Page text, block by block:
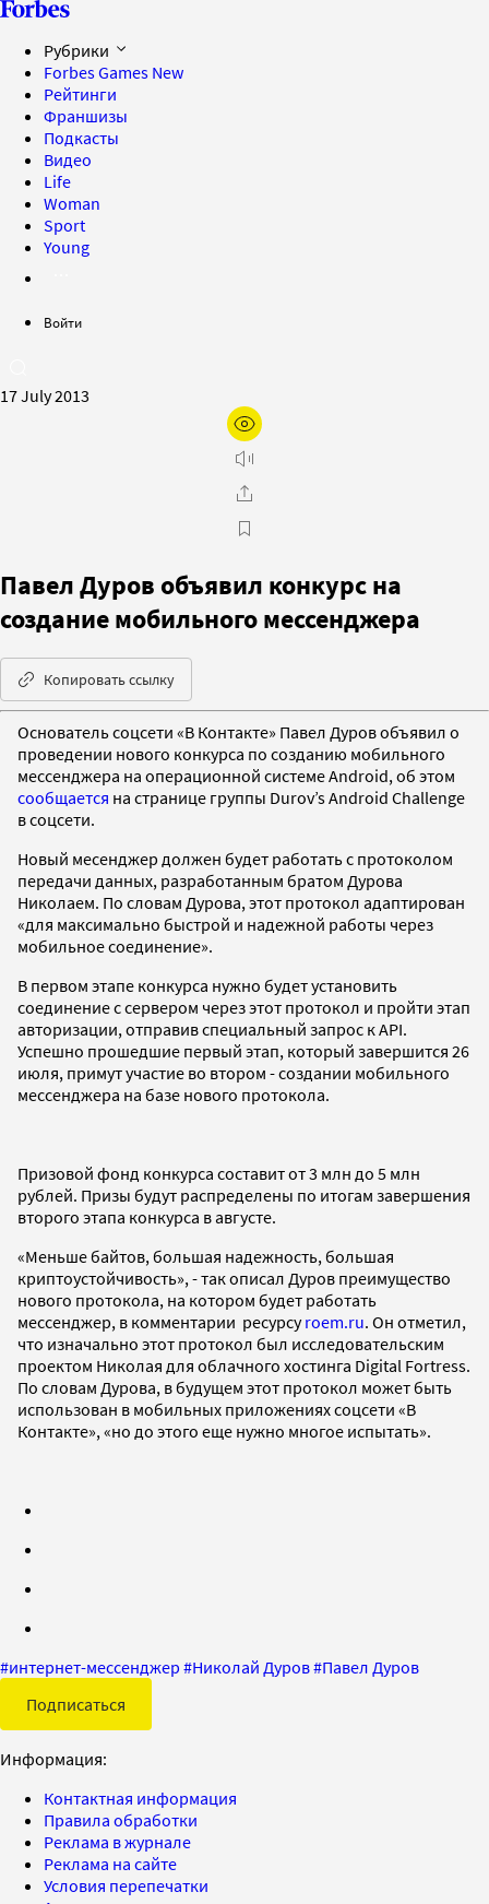
Рубрики
Forbes Games New
Рейтинги
Франшизы
Подкасты
Видео
Life
Woman
Sport
Young
Войти
17 July 2013
Павел Дуров объявил конкурс на
создание мобильного мессенджера
Копировать ссылку
Основатель соцсети «В Контакте» Павел Дуров объявил о
проведении нового конкурса по созданию мобильного
мессенджера на операционной системе Android, об этом
сообщается на странице группы Durov’s Android Challenge
в соцсети.
Новый месенджер должен будет работать с протоколом
передачи данных, разработанным братом Дурова
Николаем. По словам Дурова, этот протокол адаптирован
«для максимально быстрой и надежной работы через
мобильное соединение».
В первом этапе конкурса нужно будет установить
соединение с сервером через этот протокол и пройти этап
авторизации, отправив специальный запрос к API.
Успешно прошедшие первый этап, который завершится 26
июля, примут участие во втором - создании мобильного
мессенджера на базе нового протокола.
Призовой фонд конкурса составит от 3 млн до 5 млн
рублей. Призы будут распределены по итогам завершения
второго этапа конкурса в августе.
«Меньше байтов, большая надежность, большая
криптоустойчивость», - так описал Дуров преимущество
нового протокола, на котором будет работать
мессенджер, в комментарии ресурсуroem.ru. Он отметил,
что изначально этот протокол был исследовательским
проектом Николая для облачного хостинга Digital Fortress.
По словам Дурова, в будущем этот протокол может быть
использован в мобильных приложениях соцсети «В
Контакте», «но до этого еще нужно многое испытать».
#интернет-мессенджер #Николай Дуров#Павел Дуров
Подписаться
Информация:
Контактная информация
Правила обработки
Реклама в журнале
Реклама на сайте
Условия перепечатки